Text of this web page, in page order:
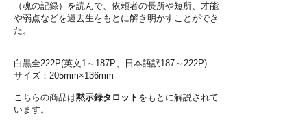
（魂の記録）を読んで、依頼者の長所や短所、才能
や弱点などを過去生をもとに解き明かすことができ
た。
白黒全222P(英文1～187P、日本語訳187～222P)
サイズ：205mm×136mm
こちらの商品は黙示録タロット をもとに解説されて
います。